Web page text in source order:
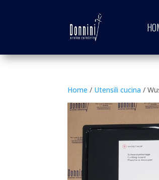
Home / Utensili cucina /